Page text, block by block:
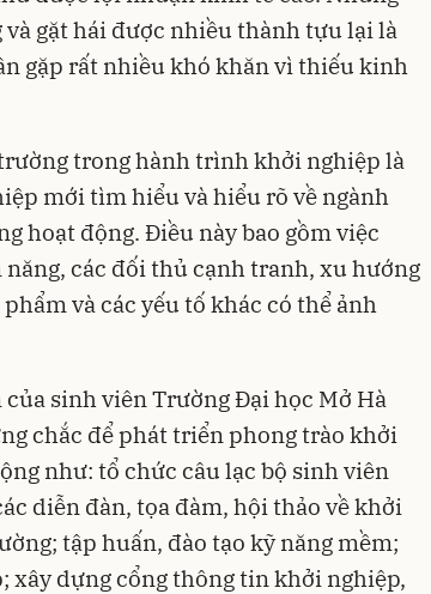
gặt hái được nhiều thành tựu lại là
gặp rất nhiều khó khăn vì thiếu kinh
trong hành trình khởi nghiệp là
mới tìm hiểu và hiểu rõ về ngành
hoạt động. Điều này bao gồm việc
các đối thủ cạnh tranh, xu hướng
và các yếu tố khác có thể ảnh
sinh viên Trường Đại học Mở Hà
chắc để phát triển phong trào khởi
như: tổ chức câu lạc bộ sinh viên
diễn đàn, tọa đàm, hội thảo về khởi
tập huấn, đào tạo kỹ năng mềm;
xây dựng cổng thông tin khởi nghiệp,